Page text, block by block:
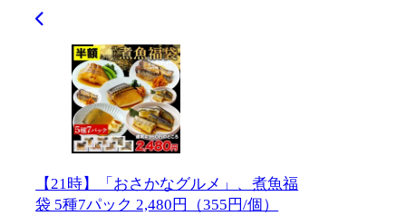
【21時】「おさかなグルメ」、煮魚福
袋 5種7パック 2,480円（355円/個）